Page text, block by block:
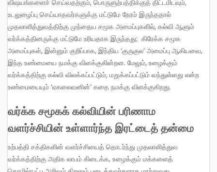
விஷயங்களைச் செய்வதற்கும், பொருளுற்பத்திக்குத் திட்டமிடவும்,
உடலுழைப்பு செய்யாதவர்களுக்கு மட்டுமே நேரம் இருந்ததால்
முதலாளித்துவத்திற்கு முந்தைய சமூக அமைப்புகளில், கல்வி ஆளும்
வர்க்கத்தினருக்கு மட்டுமே உரியதாக இருந்தது; கிரேக்க சமூக
அமைப்புகள், இன்னும் குறிப்பாக, இந்திய ‘குருகுல’ அமைப்பு ஆகியவை,
இந்த உண்மையை நமக்கு விளக்குகின்றன. மேலும், உழைக்கும்
வர்க்கத்திற்கு கல்வி விலக்கப்பட்டும், மறுக்கப்பட்டும் வந்துள்ளது என்ற
உண்மையையும் ‘ஏகலைவனின்’ கதை நமக்கு விளக்குகிறது.
வர்க்க சமூகக் கல்வியின் பரிணாம
வளர்ச்சியின் உள்ளார்ந்த இரட்டைத் தன்மை
உற்பத்தி சக்திகளின் வளர்ச்சியைத் தொடர்ந்து முதலாளித்துவ
வர்க்கத்திற்கு அதிக லாபம் கிடைக்க, உழைக்கும் மக்களைத்